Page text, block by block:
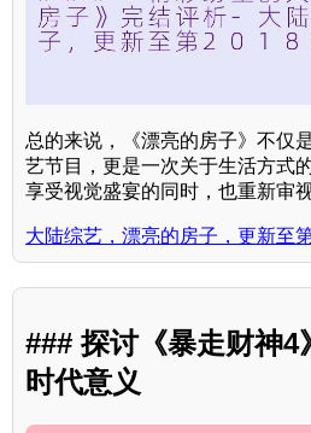
总的来说，《漂亮的房子》不仅
艺节目，更是一次关于生活方式
享受视觉盛宴的同时，也重新审
大陆综艺，漂亮的房子，更新至
### 探讨《暴走财神4
时代意义